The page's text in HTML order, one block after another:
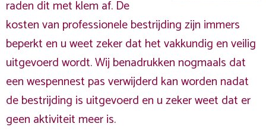
raden dit met klem af. De
kosten van professionele bestrijding zijn immers
beperkt en u weet zeker dat het vakkundig en veilig
uitgevoerd wordt. Wij benadrukken nogmaals dat
een wespennest pas verwijderd kan worden nadat
de bestrijding is uitgevoerd en u zeker weet dat er
geen aktiviteit meer is.